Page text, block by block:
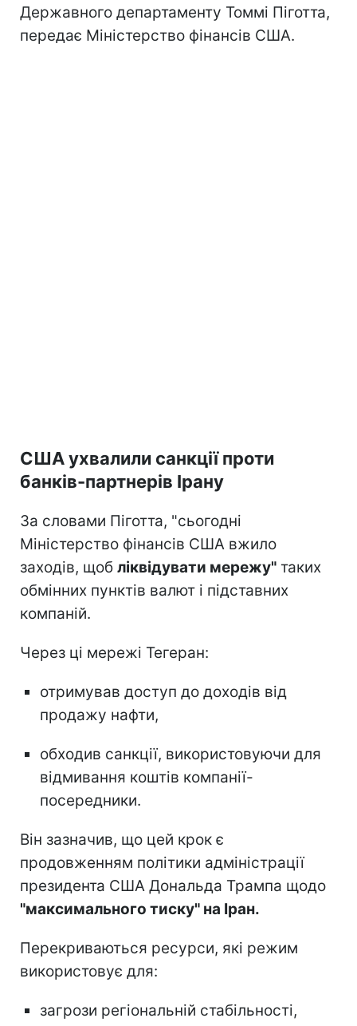
Державного департаменту Томмі Піготта,
передає Міністерство фінансів США.
США ухвалили санкції проти
банків-партнерів Ірану
За словами Піготта, "сьогодні
Міністерство фінансів США вжило
заходів, щоб ліквідувати мережу" таких
обмінних пунктів валют і підставних
компаній.
Через ці мережі Тегеран:
отримував доступ до доходів від
продажу нафти,
обходив санкції, використовуючи для
відмивання коштів компанії-
посередники.
Він зазначив, що цей крок є
продовженням політики адміністрації
президента США Дональда Трампа щодо
"максимального тиску" на Іран.
Перекриваються ресурси, які режим
використовує для:
загрози регіональній стабільності,